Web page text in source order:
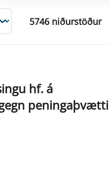
5746 niðurstöður
hf. á
peningaþvætti